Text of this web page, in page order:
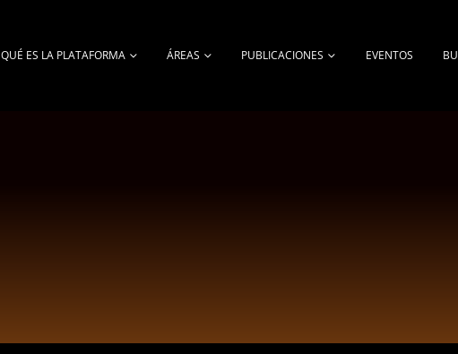
QUÉ ES LA PLATAFORMA ÁREAS PUBLICACIONES EVENTOS